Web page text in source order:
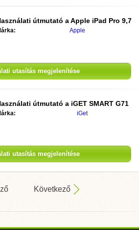
útmutató aApple iPad Pro 9,7
Apple
utasítás megjelenítése
útmutató a iGET SMART G71
iGet
utasítás megjelenítése
Következő